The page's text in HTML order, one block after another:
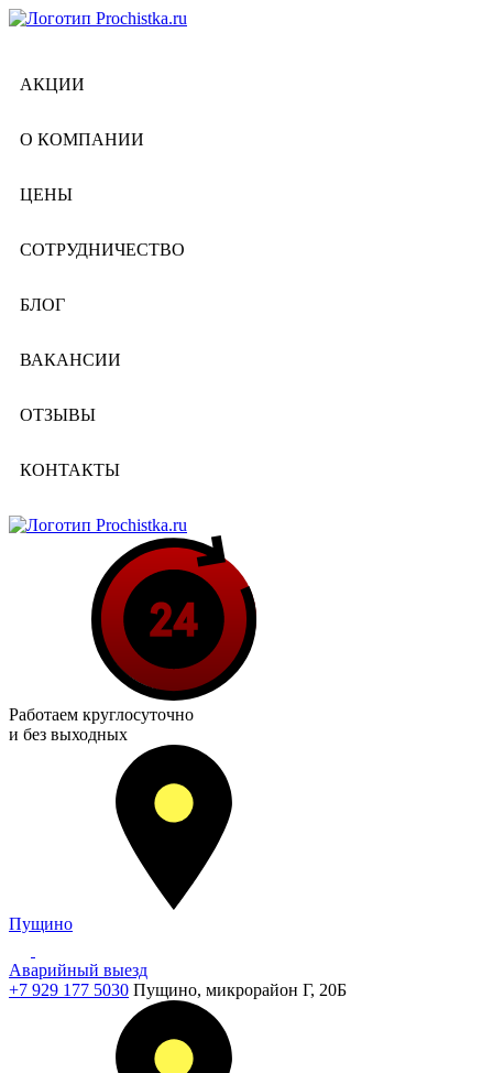
АКЦИИ
О КОМПАНИИ
ЦЕНЫ
СОТРУДНИЧЕСТВО
БЛОГ
ВАКАНСИИ
ОТЗЫВЫ
КОНТАКТЫ
Работаем круглосуточно
и без выходных
Пущино
Аварийный выезд
+7 929 177 5030 Пущино, микрорайон Г, 20Б